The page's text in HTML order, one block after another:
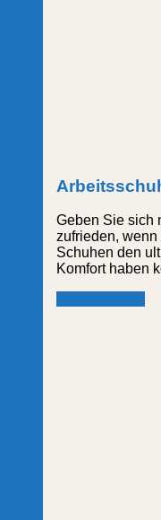
Geben Sie sich
zufrieden,
Schuhen den
Komfort haben